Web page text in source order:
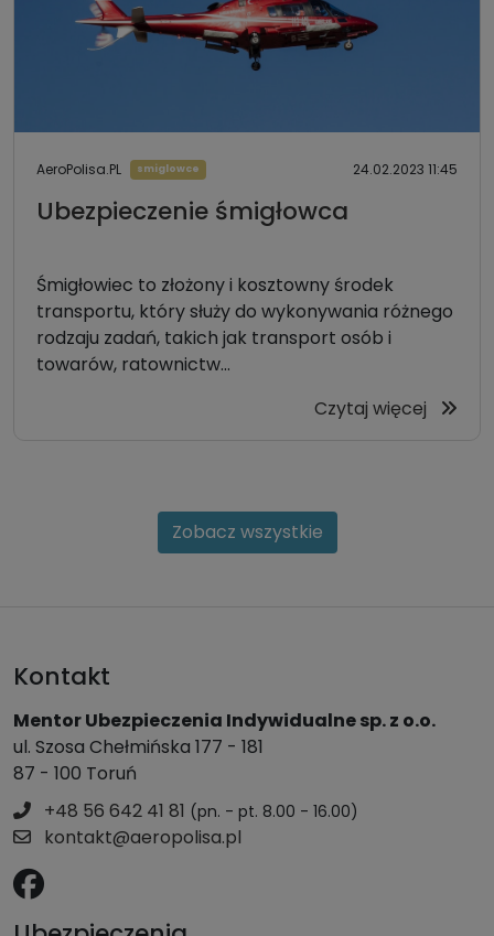
AeroPolisa.PL smiglowce 24.02.2023 11:45
Ubezpieczenie śmigłowca
Śmigłowiec to złożony i kosztowny środek
transportu, który służy do wykonywania różnego
rodzaju zadań, takich jak transport osób i
towarów, ratownictw...
Czytaj więcej
Zobacz wszystkie
Kontakt
Mentor Ubezpieczenia Indywidualne sp. z o.o.
ul. Szosa Chełmińska 177 - 181
87 - 100 Toruń
+48 56 642 41 81 (pn. - pt. 8.00 - 16.00)
kontakt@aeropolisa.pl